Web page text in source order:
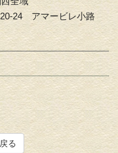
20-24 アマービレ小路
る